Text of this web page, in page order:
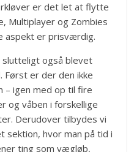
er det let at flytte
Multiplayer og Zombies
aspekt er prisværdig.
slutteligt også blevet
er der den ikke
– igen med op til fire
og våben i forskellige
Derudover tilbydes vi
sektion, hvor man på tid i
ting som vægløb,